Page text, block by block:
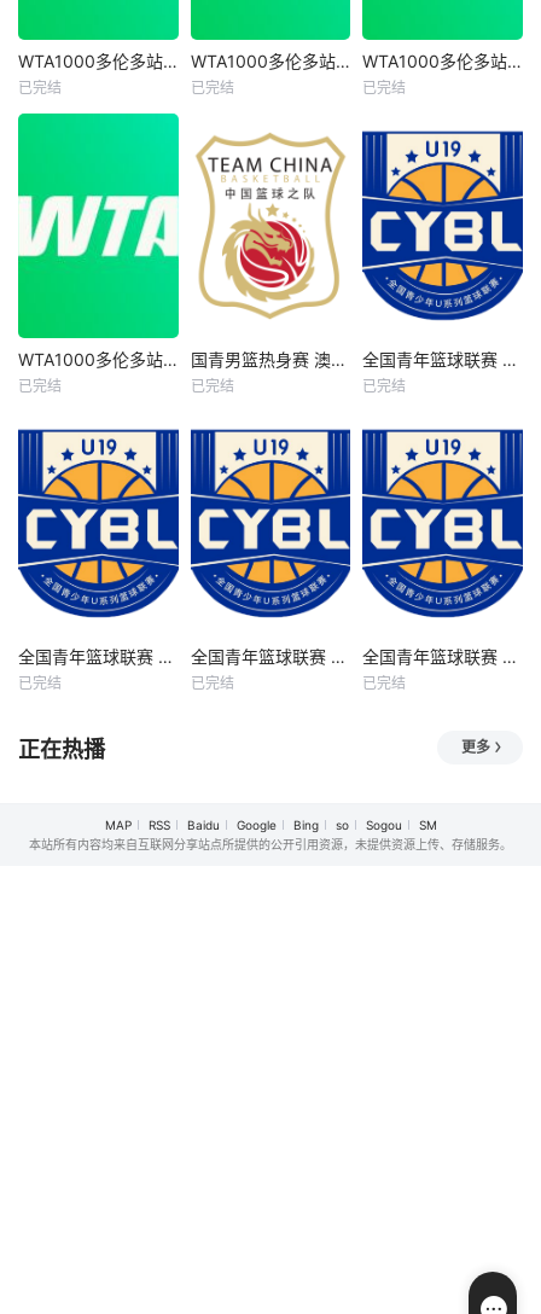
WTA1000多伦多站女单第二轮 扎拉祖阿0-2费尔南德斯20260806 WTA1000多伦多站女单第二轮 扎拉祖阿0-2费尔南德斯20260806
已完结
WTA1000多伦多站女单第一轮 博尔特0-2克罗斯20260804 WTA1000多伦多站女单第一轮 博尔特0-2克罗斯20260804
已完结
WTA1000多伦多站女单第一轮 马里诺0-2森梅兹20260804 WTA1000多伦多站女单第一轮 马里诺0-2森梅兹20260804
已完结
WTA1000多伦多站女单第一轮 王欣瑜1-2卡萨金娜 20260804 WTA1000多伦多站女单第一轮 王欣瑜1-2卡萨金娜 20260804
已完结
国青男篮热身赛 澳大利亚纽纳华丁闪电队VS韩国东国大学20260804 国青男篮热身赛 澳大利亚纽纳华丁闪电队VS韩国东国大学20260804
已完结
全国青年篮球联赛 吉林东北虎vs青岛国信海天20260806 全国青年篮球联赛 吉林东北虎vs青岛国信海天20260806
已完结
全国青年篮球联赛 辽宁沈阳三生vs上海久事20260806 全国青年篮球联赛 辽宁沈阳三生vs上海久事20260806
已完结
全国青年篮球联赛 山东山高vs福建浔兴20260806 全国青年篮球联赛 山东山高vs福建浔兴20260806
已完结
全国青年篮球联赛 深圳新世纪vs山西汾酒20260806 全国青年篮球联赛 深圳新世纪vs山西汾酒20260806
已完结
正在热播 更多
MAP RSS Baidu Google Bing so Sogou
SM
本站所有内容均来自互联网分享站点所提供的公开引用资源，未提供资源上传、存储服务。